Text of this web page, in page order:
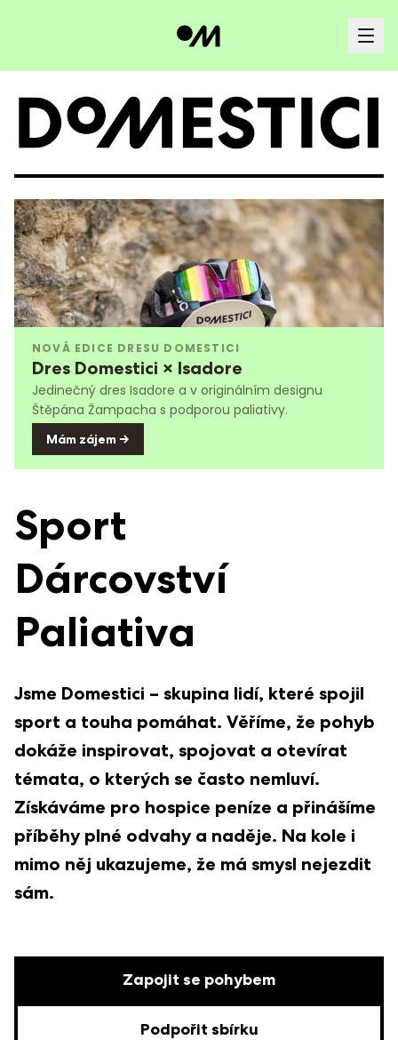
NOVÁ EDICE DRESU DOMESTICI
Dres Domestici × Isadore
Jedinečný dres Isadore a v originálním designu
Štěpána Žampacha s podporou paliativy.
Mám zájem →
Sport
Dárcovství
Paliativa
Jsme Domestici – skupina lidí, které spojil
sport a touha pomáhat. Věříme, že pohyb
dokáže inspirovat, spojovat a otevírat
témata, o kterých se často nemluví.
Získáváme pro hospice peníze a přinášíme
příběhy plné odvahy a naděje. Na kole i
mimo něj ukazujeme, že má smysl nejezdit
sám.
Zapojit se pohybem
Podpořit sbírku